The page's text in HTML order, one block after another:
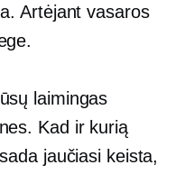
Artėjant vasaros
laimingas
Kad ir kurią
jaučiasi keista,